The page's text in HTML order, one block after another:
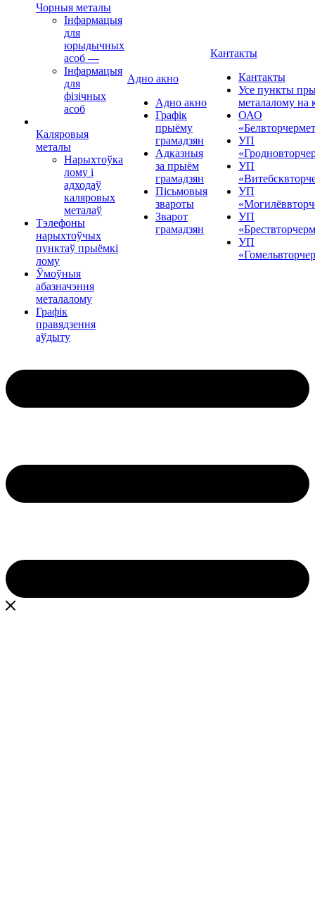
Чорныя металы
Інфармацыя
для
юрыдычных
асоб —
Інфармацыя
для
фізічных
асоб
Каляровыя
металы
Нарыхтоўка
лому і
адходаў
каляровых
металаў
Тэлефоны
нарыхтоўчых
пунктаў прыёмкі
лому
Ўмоўныя
абазначэння
металалому
Графік
правядзення
аўдыту
Адно акно
Адно акно
Графік
прыёму
грамадзян
Адказныя
за прыём
грамадзян
Пісьмовыя
звароты
Зварот
грамадзян
Кантакты
Кантакты
Усе пункты
металалому на
ОАО
УП
УП
УП
УП
УП